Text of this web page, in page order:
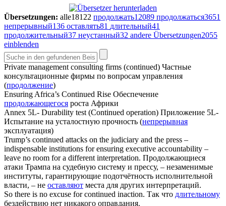
Übersetzungen: alle18122 продолжать12089 продолжаться3651
непрерывный136 оставлять81 длительный41
продолжительный37 неустанный32 andere Übersetzungen2055
einblenden
Private management consulting firms (continued) Частные
консультационные фирмы по вопросам управления
(продолжение)
Ensuring Africa’s Continued Rise Обеспечение
продолжающегося роста Африки
Annex 5L- Durability test (Continued operation) Приложение 5L-
Испытание на усталостную прочность (непрерывная
эксплуатация)
Trump’s continued attacks on the judiciary and the press –
indispensable institutions for ensuring executive accountability –
leave no room for a different interpretation. Продолжающиеся
атаки Трампа на судебную систему и прессу, – незаменимые
институты, гарантирующие подотчётность исполнительной
власти, – не оставляют места для других интерпретаций.
So there is no excuse forcontinued inaction. Так что длительному
бездействию нет никакого оправдания.